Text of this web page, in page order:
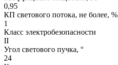
0,95
КП светового потока, не более, %
1
Класс электробезопасности
II
Угол светового пучка, °
24